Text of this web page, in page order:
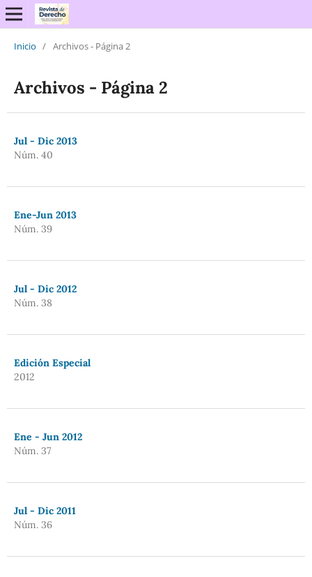
Inicio / Archivos - Página 2
Archivos - Página 2
Jul - Dic 2013
Núm. 40
Ene-Jun 2013
Núm. 39
Jul - Dic 2012
Núm. 38
Edición Especial
2012
Ene - Jun 2012
Núm. 37
Jul - Dic 2011
Núm. 36